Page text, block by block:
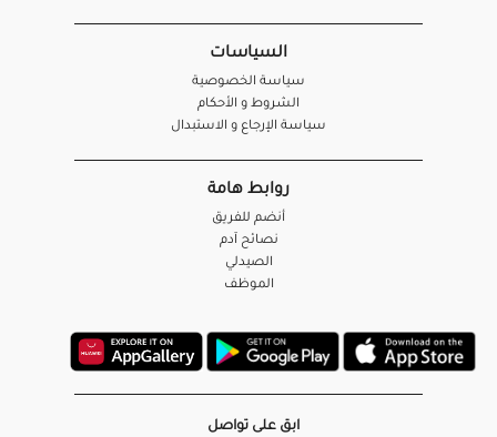
السياسات
سياسة الخصوصية
الشروط و الأحكام
سياسة الإرجاع و الاستبدال
روابط هامة
أنضم للفريق
نصائح آدم
الصيدلي
الموظف
ابق على تواصل